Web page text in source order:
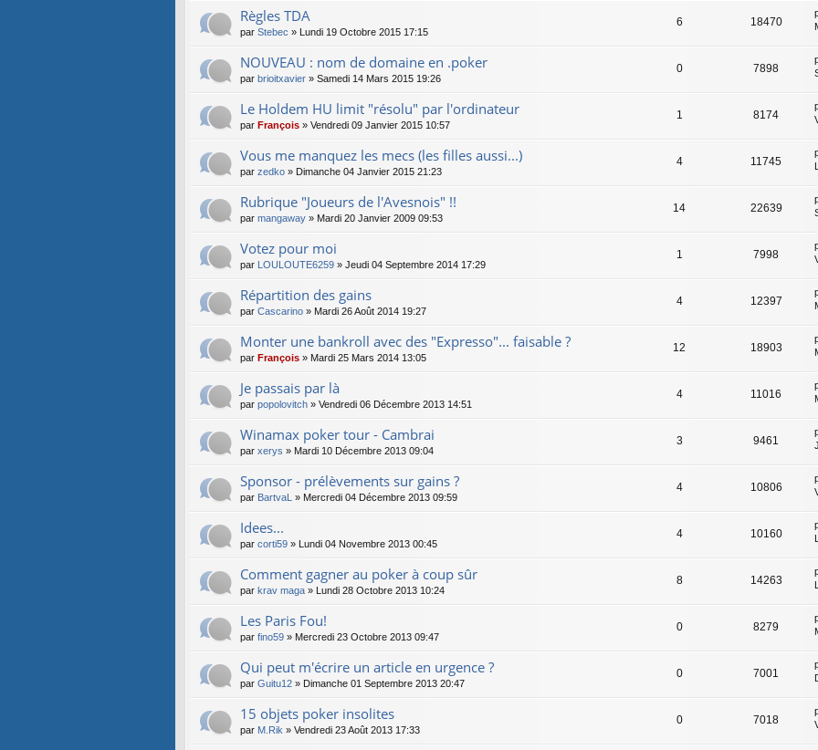
Règles TDA
par Stebec » Lundi 19 Octobre 2015 17:15
6 18470
NOUVEAU : nom de domaine en .poker
par brioitxavier » Samedi 14 Mars 2015 19:26
0 7898
Le Holdem HU limit "résolu" par l'ordinateur
par François » Vendredi 09 Janvier 2015 10:57
1 8174
Vous me manquez les mecs (les filles aussi...)
par zedko » Dimanche 04 Janvier 2015 21:23
4 11745
Rubrique "Joueurs de l'Avesnois" !!
par mangaway » Mardi 20 Janvier 2009 09:53
14 22639
Votez pour moi
par LOULOUTE6259 » Jeudi 04 Septembre 2014 17:29
1 7998
Répartition des gains
par Cascarino » Mardi 26 Août 2014 19:27
4 12397
Monter une bankroll avec des "Expresso"... faisable ?
par François » Mardi 25 Mars 2014 13:05
12 18903
Je passais par là
par popolovitch » Vendredi 06 Décembre 2013 14:51
4 11016
Winamax poker tour - Cambrai
par xerys » Mardi 10 Décembre 2013 09:04
3 9461
Sponsor - prélèvements sur gains ?
par BartvaL » Mercredi 04 Décembre 2013 09:59
4 10806
Idees...
par corti59 » Lundi 04 Novembre 2013 00:45
4 10160
Comment gagner au poker à coup sûr
par krav maga » Lundi 28 Octobre 2013 10:24
8 14263
Les Paris Fou!
par fino59 » Mercredi 23 Octobre 2013 09:47
0 8279
Qui peut m'écrire un article en urgence ?
par Guitu12 » Dimanche 01 Septembre 2013 20:47
0 7001
15 objets poker insolites
par M.Rik » Vendredi 23 Août 2013 17:33
0 7018